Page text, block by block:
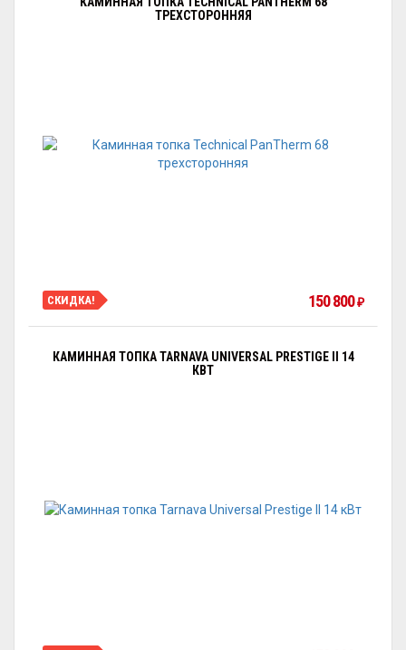
ТРЕХСТОРОННЯЯ
СКИДКА! 150 800₽
КАМИННАЯ ТОПКА TARNAVA UNIVERSAL PRESTIGE II 14
КВТ